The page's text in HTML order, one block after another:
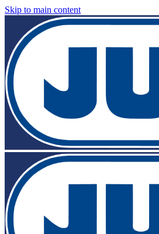
Skip to main content